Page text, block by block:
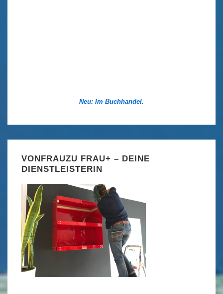
Neu: Im Buchhandel.
VONFRAUZU FRAU+ – DEINE
DIENSTLEISTERIN